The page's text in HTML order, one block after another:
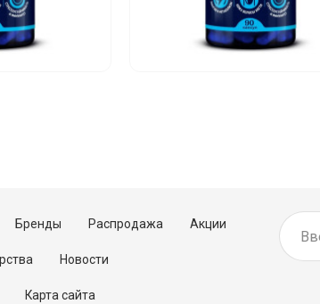
Бренды Распродажа Акции
Новости
Карта сайта